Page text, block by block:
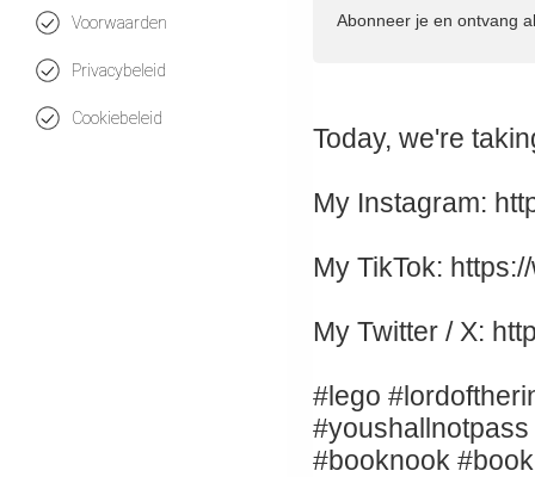
Voorwaarden
Privacybeleid
Cookiebeleid
Abonneer je en ontvang
Today, we're
My Instagram:
My TikTok:
My Twitter / X:
#lego
#booknook